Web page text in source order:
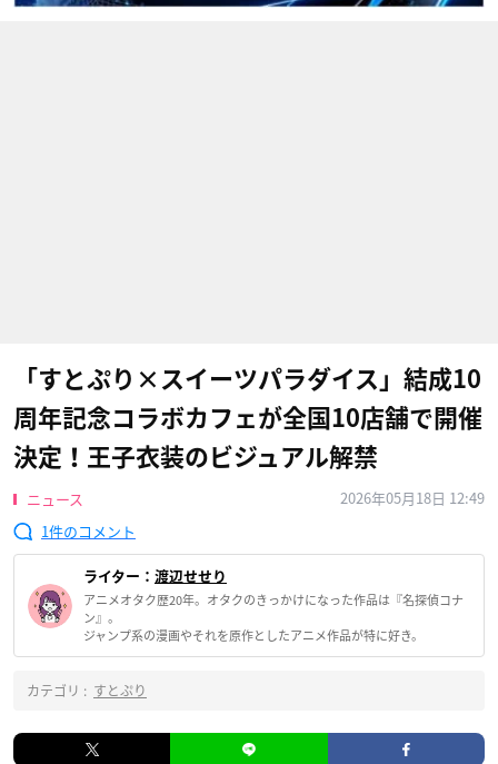
「すとぷり×スイーツパラダイス」結成10
周年記念コラボカフェが全国10店舗で開催
決定！王子衣装のビジュアル解禁
ニュース
2026年05月18日 12:49
1
ライター： 渡辺せせり
アニメオタク歴20年。オタクのきっかけになった作品は『名探偵コナ
ン』。
ジャンプ系の漫画やそれを原作としたアニメ作品が特に好き。
カテゴリ : すとぷり